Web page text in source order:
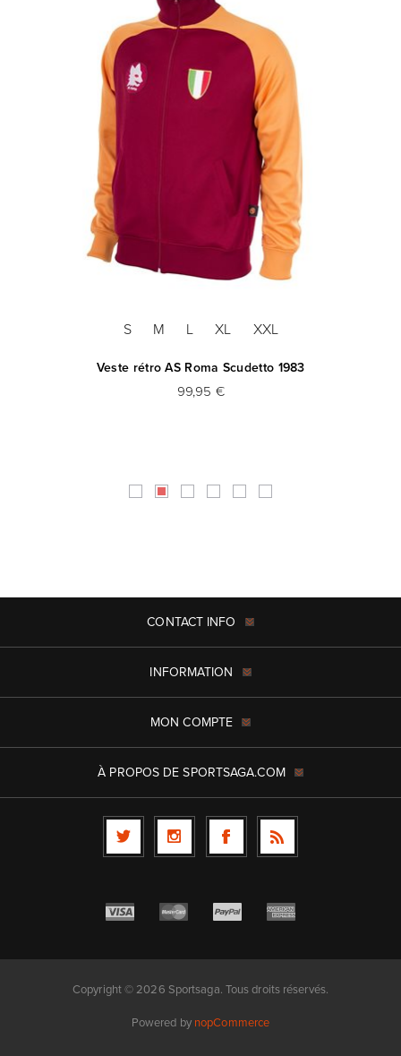
S M L XL XXL
Veste rétro AS Roma Scudetto 1983
99,95 €
CONTACT INFO
INFORMATION
MON COMPTE
À PROPOS DE SPORTSAGA.COM
Copyright © 2026 Sportsaga. Tous droits réservés.
Powered by nopCommerce